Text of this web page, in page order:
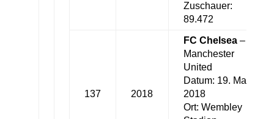
Zuschauer:
89.472
137 2018
FC Chelsea –
Manchester
United
Datum: 19. Mai
2018
Ort: Wembley